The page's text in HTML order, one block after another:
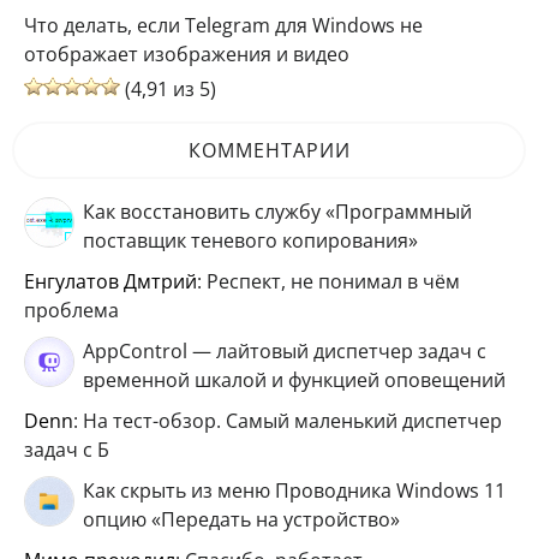
Что делать, если Telegram для Windows не
отображает изображения и видео
(4,91 из 5)
КОММЕНТАРИИ
Как восстановить службу «Программный
поставщик теневого копирования»
Енгулатов Дмтрий: Респект, не понимал в чём
проблема
AppControl — лайтовый диспетчер задач с
временной шкалой и функцией оповещений
Denn: На тест-обзор. Самый маленький диспетчер
задач с Б
Как скрыть из меню Проводника Windows 11
опцию «Передать на устройство»